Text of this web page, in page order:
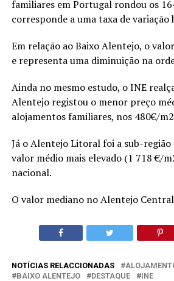
familiares em Portugal rondou os
corresponde a uma taxa de variação
Em relação ao Baixo Alentejo, o
e representa uma diminuição na
Ainda no mesmo estudo, o INE
Alentejo registou o menor preço
alojamentos familiares, nos 480€/
Já o Alentejo Litoral foi a sub-
valor médio mais elevado (1 718 €/
nacional.
O valor mediano no Alentejo
NOTÍCIAS RELACCIONADAS
BAIXO ALENTEJO
DESTAQUE INE